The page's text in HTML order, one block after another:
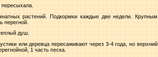
растений. Подкормки каждые две недели. Крупным
перегной.
душ.
или деревца пересаживают через 3-4 года, но верхний
1 часть песка.